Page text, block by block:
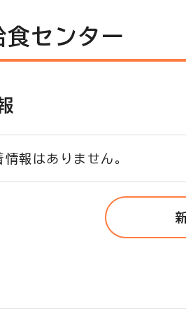
食センター
報はありません。